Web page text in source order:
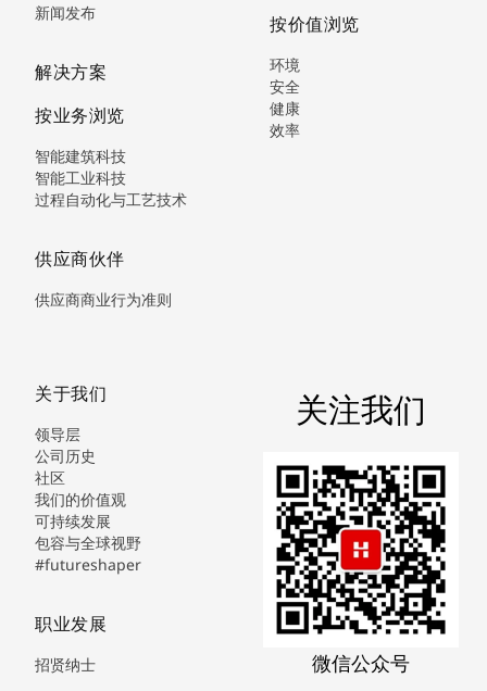
新闻发布
解决方案
按业务浏览
智能建筑科技
智能工业科技
过程自动化与工艺技术
供应商伙伴
供应商商业行为准则
按价值浏览
环境
安全
健康
效率
关于我们
领导层
公司历史
社区
我们的价值观
可持续发展
包容与全球视野
#futureshaper
职业发展
招贤纳士
关注我们
微信公众号